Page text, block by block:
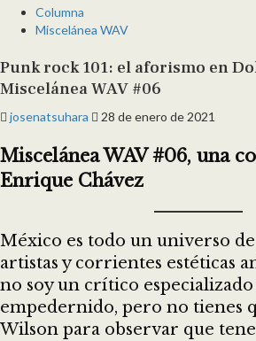
Columna
Miscelánea WAV
Punk rock 101: el aforismo en
Miscelánea WAV #06
josenatsuhara 28 de enero de 2021
Miscelánea WAV #06, una
Enrique Chávez
México es todo un universo
artistas y corrientes estéticas
no soy un crítico
empedernido, pero no tienes
Wilson para observar que